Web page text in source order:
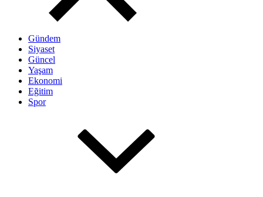
Gündem
Siyaset
Güncel
Yaşam
Ekonomi
Eğitim
Spor